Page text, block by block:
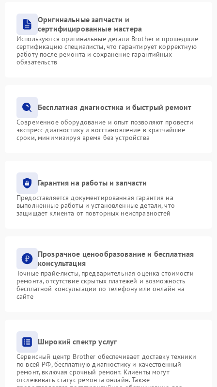
Оригинальные запчасти и
сертифицированные мастера
Используются оригинальные детали Brother и прошедшие
сертификацию специалисты, что гарантирует корректную
работу после ремонта и сохранение гарантийных
обязательств
Бесплатная диагностика и быстрый ремонт
Современное оборудование и опыт позволяют провести
экспресс-диагностику и восстановление в кратчайшие
сроки, минимизируя время без устройства
Гарантия на работы и запчасти
Предоставляется документированная гарантия на
выполненные работы и установленные детали, что
защищает клиента от повторных неисправностей
Прозрачное ценообразование и бесплатная
консультация
Точные прайс-листы, предварительная оценка стоимости
ремонта, отсутствие скрытых платежей и возможность
бесплатной консультации по телефону или онлайн на
сайте
Широкий спектр услуг
Сервисный центр Brother обеспечивает доставку техники
по всей РФ, бесплатную диагностику и качественный
ремонт, включая срочный ремонт. Клиенты могут
отслеживать статус ремонта онлайн. Также